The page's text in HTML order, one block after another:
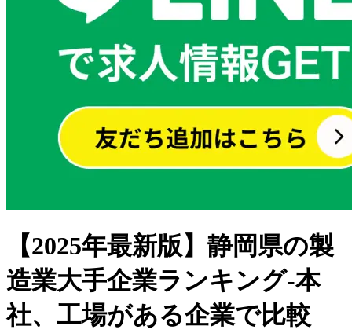
【2025年最新版】静岡県の製
造業大手企業ランキング-本
社、工場がある企業で比較